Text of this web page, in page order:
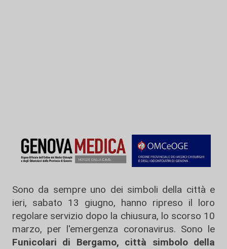
Sono da sempre uno dei simboli della città e
ieri, sabato 13 giugno, hanno ripreso il loro
regolare servizio dopo la chiusura, lo scorso 10
marzo, per l'emergenza coronavirus. Sono le
Funicolari di Bergamo, città simbolo della